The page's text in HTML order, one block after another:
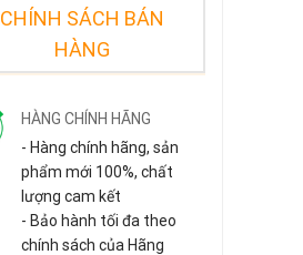
CHÍNH SÁCH BÁN
HÀNG
HÀNG CHÍNH HÃNG
- Hàng chính hãng, sản
phẩm mới 100%, chất
lượng cam kết
- Bảo hành tối đa theo
chính sách của Hãng